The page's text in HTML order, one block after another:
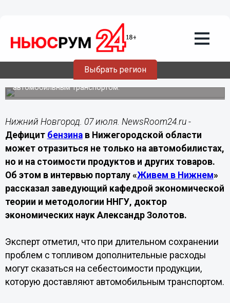
Выбрать регион
Экономист ННГУ оценил влияние
дефицита бензина на цены продуктов
По словам эксперта, затяжные проблемы с топливом
могут привести к росту стоимости товаров, перевозимых
автомобильным транспортом.
Нижний Новгород. 07 июля. NewsRoom24.ru -
Дефицит бензинав Нижегородской области
может отразиться не только на автомобилистах,
но и на стоимости продуктов и других товаров.
Об этом в интервью порталу «Живем в Нижнем»
рассказал заведующий кафедрой экономической
теории и методологии ННГУ, доктор
экономических наук Александр Золотов.
Эксперт отметил, что при длительном сохранении
проблем с топливом дополнительные расходы
могут сказаться на себестоимости продукции,
которую доставляют автомобильным транспортом.